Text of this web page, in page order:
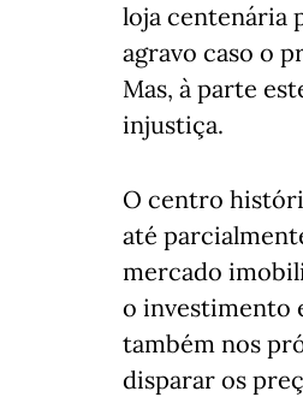
loja centenária
agravo caso o
Mas, à parte
injustiça.
O centro
até
mercado
o investimento
também nos
disparar os